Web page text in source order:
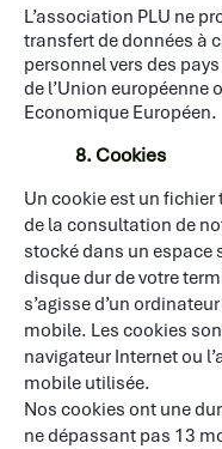
L’association PLU ne
transfert de données à
personnel vers des
de l’Union européenne
Economique Européen.
8. Cookies
Un cookie est un fichier
de la consultation de
stocké dans un espace
disque dur de votre
s’agisse d’un
mobile. Les cookies
navigateur Internet ou
mobile utilisée.
Nos cookies ont une
ne dépassant pas 13